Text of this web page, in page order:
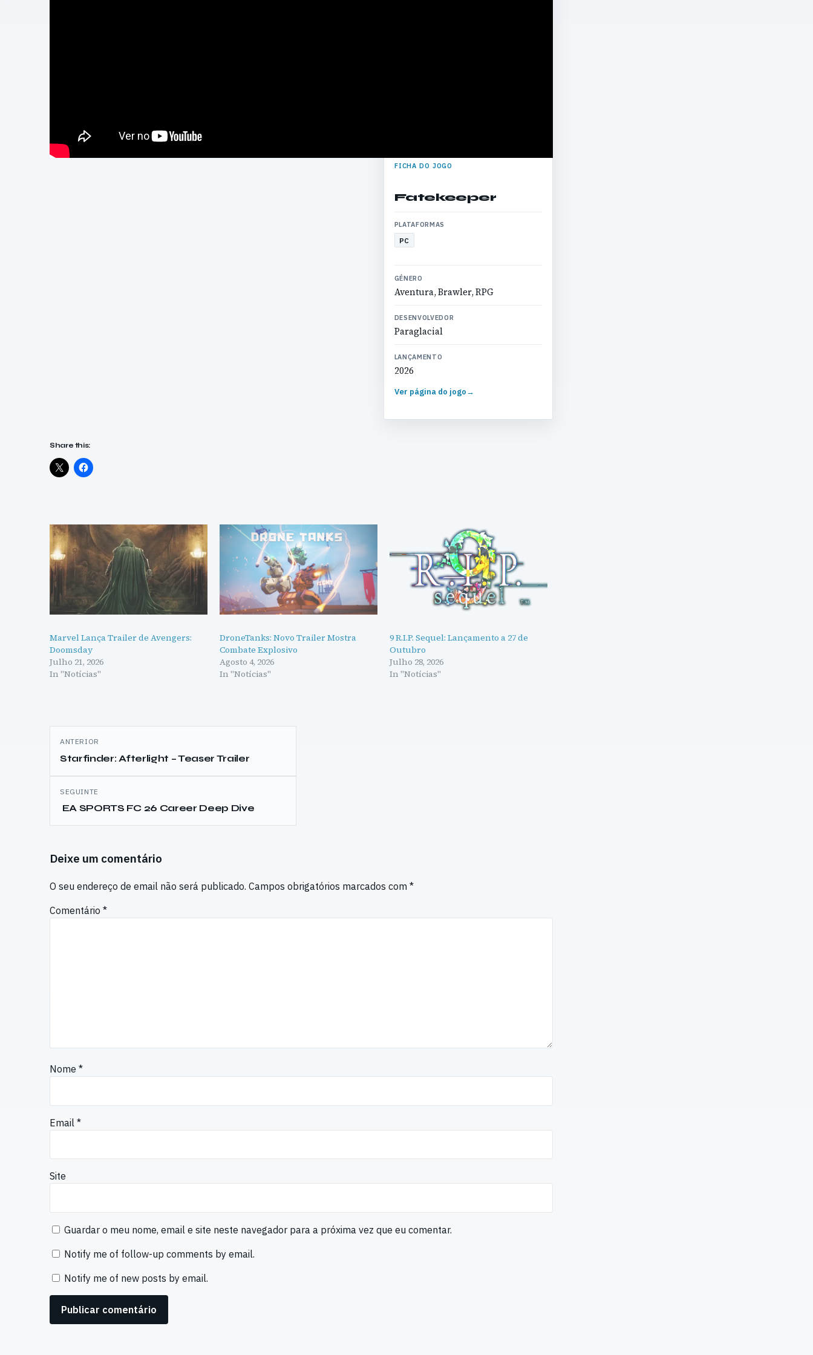
FICHA DO JOGO
Fatekeeper
PLATAFORMAS
PC
GÉNERO
Aventura, Brawler, RPG
DESENVOLVEDOR
Paraglacial
LANÇAMENTO
2026
Ver página do jogo→
Share this:
Marvel Lança Trailer de Avengers:
Doomsday
Julho 21, 2026
In "Notícias"
DroneTanks: Novo Trailer Mostra
Combate Explosivo
Agosto 4, 2026
In "Notícias"
9 R.I.P. Sequel: Lançamento a 27 de
Outubro
Julho 28, 2026
In "Notícias"
Navegação
de
artigos
ANTERIOR
Starfinder: Afterlight – Teaser Trailer
SEGUINTE
EA SPORTS FC 26 Career Deep Dive
Deixe um comentário
O seu endereço de email não será publicado. Campos obrigatórios marcados com *
Comentário *
Nome *
Email *
Site
Guardar o meu nome, email e site neste navegador para a próxima vez que eu comentar.
Notify me of follow-up comments by email.
Notify me of new posts by email.